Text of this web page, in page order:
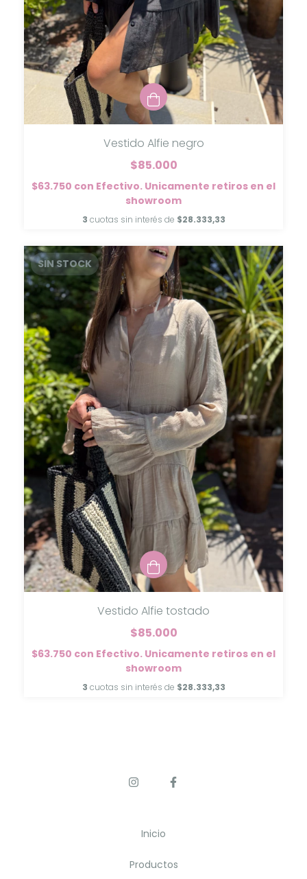
Vestido Alfie negro
$85.000
$63.750 con Efectivo. Unicamente retiros en el
showroom
3 cuotas sin interés de $28.333,33
SIN STOCK
Vestido Alfie tostado
$85.000
$63.750 con Efectivo. Unicamente retiros en el
showroom
3 cuotas sin interés de $28.333,33
Inicio
Productos